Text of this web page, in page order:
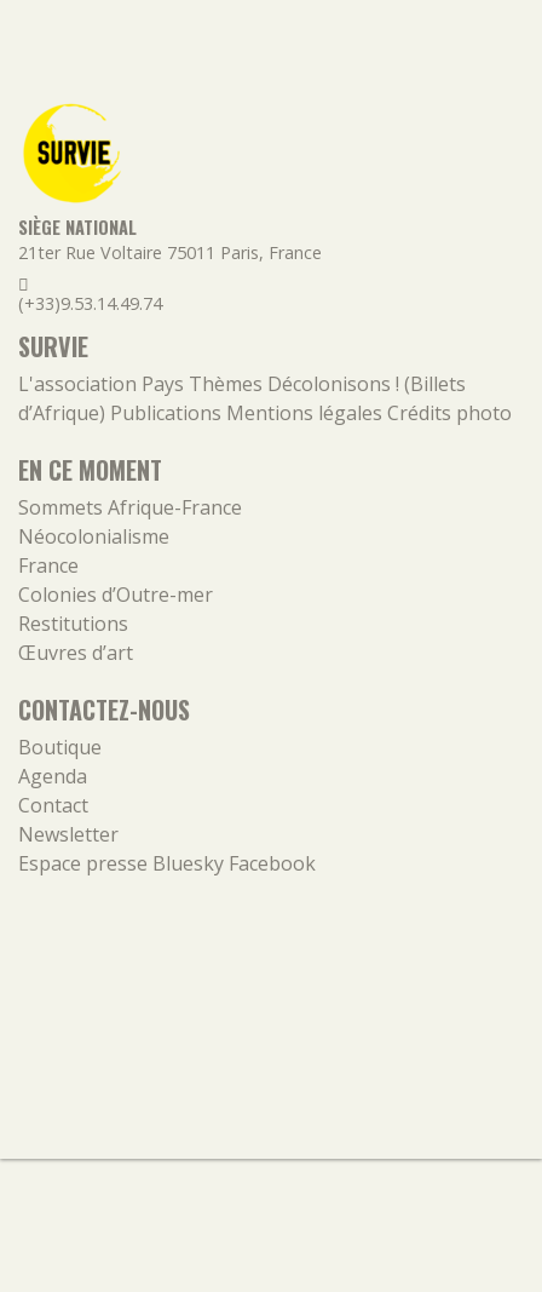
SIÈGE NATIONAL
21ter Rue Voltaire 75011 Paris, France
(+33)9.53.14.49.74
SURVIE
L'association Pays Thèmes Décolonisons ! (Billets
d’Afrique) Publications Mentions légales Crédits photo
EN CE MOMENT
Sommets Afrique-France
Néocolonialisme
France
Colonies d’Outre-mer
Restitutions
Œuvres d’art
CONTACTEZ-NOUS
Boutique
Agenda
Contact
Newsletter
Espace presse Bluesky Facebook